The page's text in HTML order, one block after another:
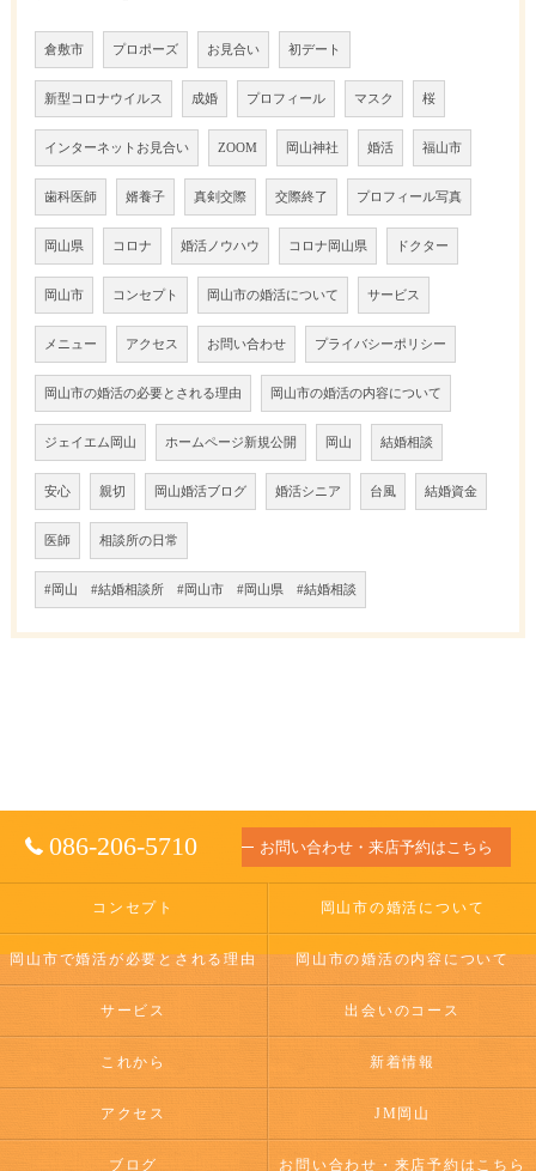
倉敷市 プロポーズ お見合い 初デート
新型コロナウイルス 成婚 プロフィール マスク 桜
インターネットお見合い ZOOM 岡山神社 婚活 福山市
歯科医師 婿養子 真剣交際 交際終了 プロフィール写真
岡山県 コロナ 婚活ノウハウ コロナ岡山県 ドクター
岡山市 コンセプト 岡山市の婚活について サービス
メニュー アクセス お問い合わせ プライバシーポリシー
岡山市の婚活の必要とされる理由 岡山市の婚活の内容について
ジェイエム岡山 ホームページ新規公開 岡山 結婚相談
安心 親切 岡山婚活ブログ 婚活シニア 台風 結婚資金
医師 相談所の日常
#岡山 #結婚相談所 #岡山市 #岡山県 #結婚相談
086-206-5710 お問い合わせ・来店予約はこちら
コンセプト 岡山市の婚活について
岡山市で婚活が必要とされる理由 岡山市の婚活の内容について
サービス 出会いのコース
これから 新着情報
アクセス JM岡山
ブログ お問い合わせ・来店予約はこちら